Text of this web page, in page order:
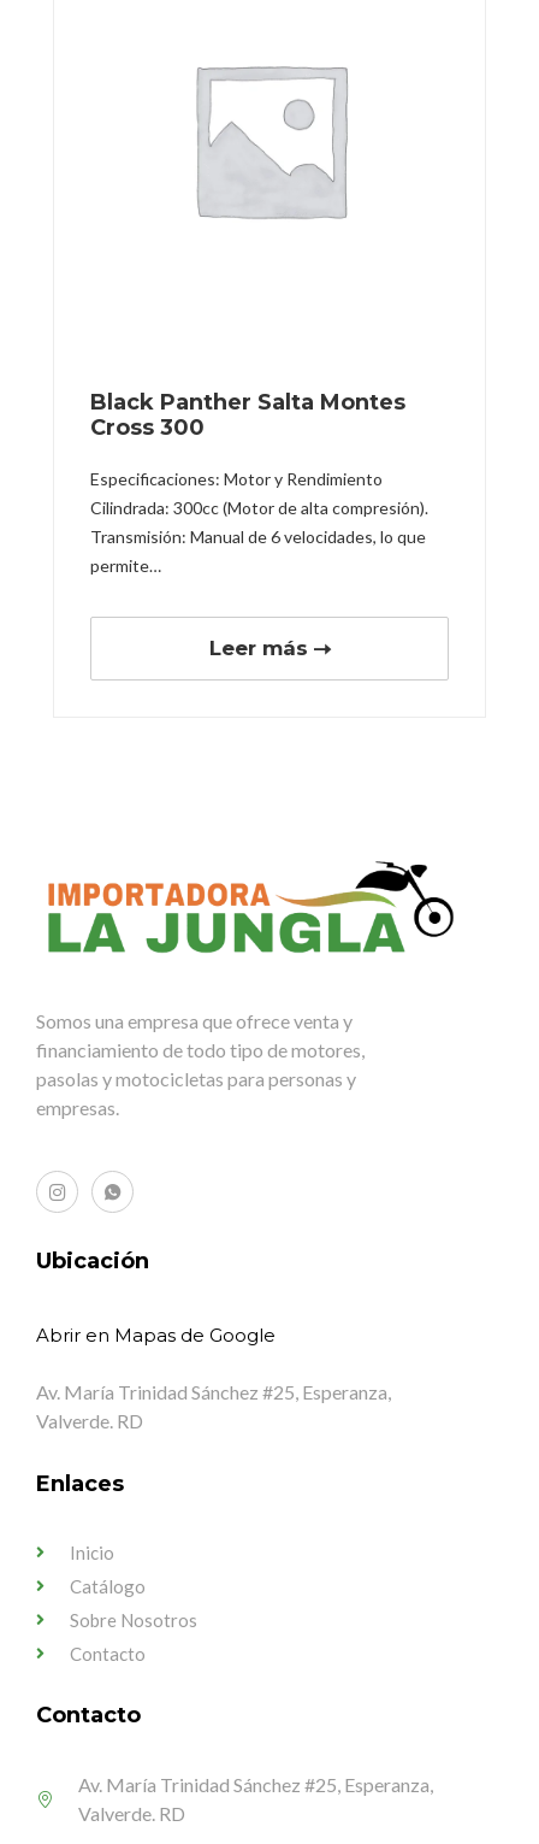
Black Panther Salta Montes
Cross 300
Especificaciones: Motor y Rendimiento
Cilindrada: 300cc (Motor de alta compresión).
Transmisión: Manual de 6 velocidades, lo que
permite…
Leer más
Somos una empresa que ofrece venta y
financiamiento de todo tipo de motores,
pasolas y motocicletas para personas y
empresas.
Ubicación
Abrir en Mapas de Google
Av. María Trinidad Sánchez #25, Esperanza,
Valverde. RD
Enlaces
Inicio
Catálogo
Sobre Nosotros
Contacto
Contacto
Av. María Trinidad Sánchez #25, Esperanza,
Valverde. RD